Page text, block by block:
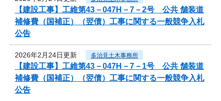
【建設工事】工維第43－047H－7－2号 公共 舗装道
補修費（国補正）（翌債）工事に関する一般競争入札
公告
2026年2月24日更新 多治見土木事務所
【建設工事】工維第43－047H－7－1号 公共 舗装道
補修費（国補正）（翌債）工事に関する一般競争入札
公告